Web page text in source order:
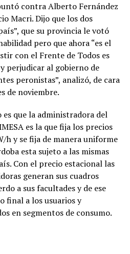
contra Alberto Fernández
Macri. Dijo que los dos
que su provincia le votó
pero que ahora “es el
con el Frente de Todos es
perjudicar al gobierno de
peronistas”, analizó, de cara
de noviembre.
que la administradora del
es la que fija los precios
h y se fija de manera uniforme
esta sujeto a las mismas
Con el precio estacional las
generan sus cuadros
a sus facultades y de ese
final a los usuarios y
en segmentos de consumo.